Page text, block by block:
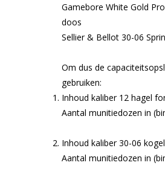
Gamebore White Gold
doos
Sellier & Bellot 30-06
Om dus de
gebruiken:
Inhoud kaliber 12 hagel
Aantal munitiedozen in
Inhoud kaliber 30-06
Aantal munitiedozen in